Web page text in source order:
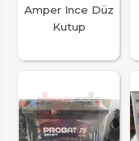
Amper Ince Düz
Kutup